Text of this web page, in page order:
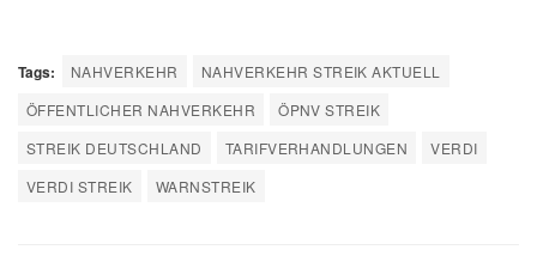
Tags: NAHVERKEHR
NAHVERKEHR STREIK AKTUELL
ÖFFENTLICHER NAHVERKEHR
ÖPNV STREIK
STREIK DEUTSCHLAND
TARIFVERHANDLUNGEN
VERDI
VERDI STREIK
WARNSTREIK